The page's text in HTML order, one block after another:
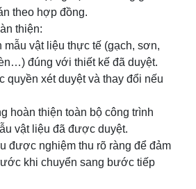
theo hợp đồng.
thiện:
mẫu vật liệu thực tế (gạch, sơn,
đúng với thiết kế đã duyệt.
quyền xét duyệt và thay đổi nếu
hoàn thiện toàn bộ công trình
vật liệu đã được duyệt.
được nghiệm thu rõ ràng để đảm
khi chuyển sang bước tiếp